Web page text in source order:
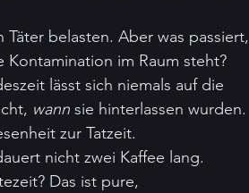
Täter belasten. Aber was passiert,
im Raum steht?
lässt sich niemals auf die
wann sie hinterlassen wurden.
zur Tatzeit.
nicht zwei Kaffee lang.
Das ist pure,